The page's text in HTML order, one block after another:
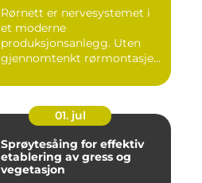
Rørnett er nervesystemet i
et moderne
produksjonsanlegg. Uten
gjennomtenkt rørmontasje
01. jul
Sprøytesåing for effektiv
etablering av gress og
vegetasjon